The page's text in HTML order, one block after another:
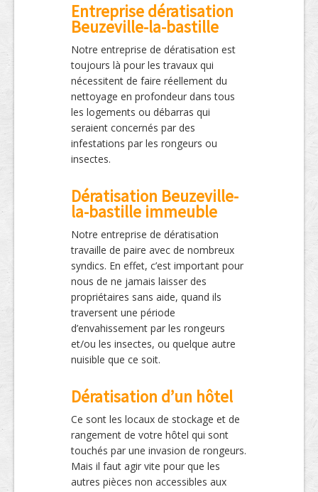
Entreprise dératisation
Beuzeville-la-bastille
Notre entreprise de dératisation est
toujours là pour les travaux qui
nécessitent de faire réellement du
nettoyage en profondeur dans tous
les logements ou débarras qui
seraient concernés par des
infestations par les rongeurs ou
insectes.
Dératisation Beuzeville-
la-bastille immeuble
Notre entreprise de dératisation
travaille de paire avec de nombreux
syndics. En effet, c’est important pour
nous de ne jamais laisser des
propriétaires sans aide, quand ils
traversent une période
d’envahissement par les rongeurs
et/ou les insectes, ou quelque autre
nuisible que ce soit.
Dératisation d’un hôtel
Ce sont les locaux de stockage et de
rangement de votre hôtel qui sont
touchés par une invasion de rongeurs.
Mais il faut agir vite pour que les
autres pièces non accessibles aux